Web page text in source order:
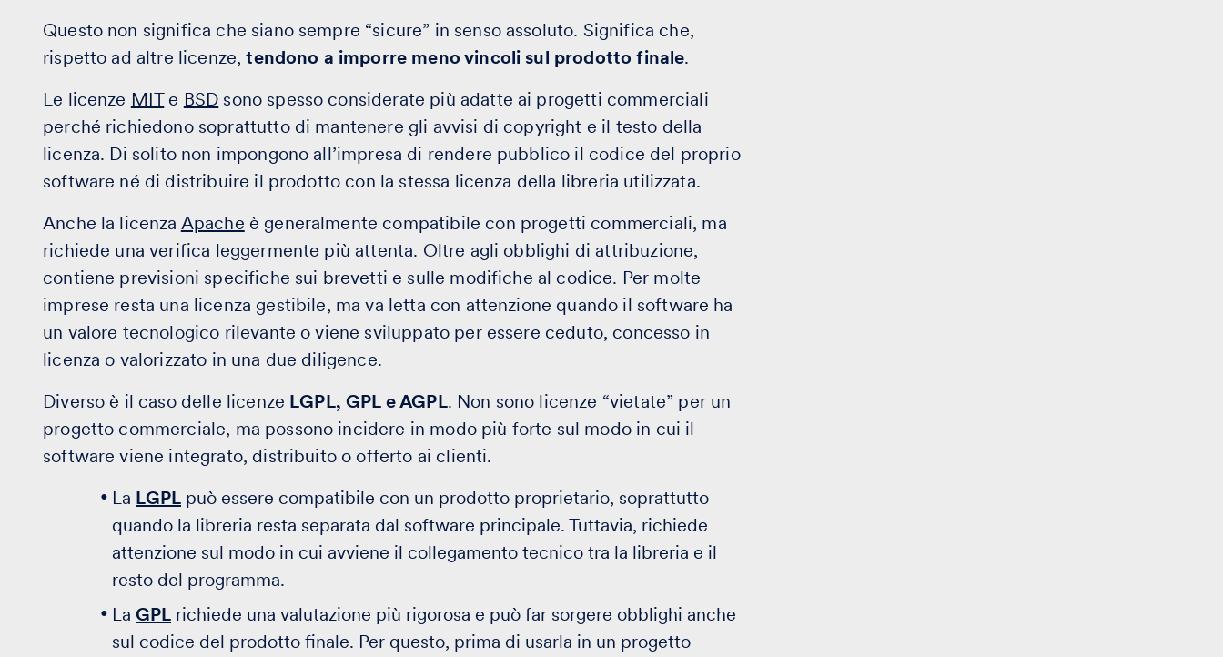
Questo non significa che siano sempre “sicure” in senso assoluto. Significa che,
rispetto ad altre licenze,tendono a imporre meno vincoli sul prodotto finale.
Le licenze MITe BSD sono spesso considerate più adatte ai progetti commerciali
perché richiedono soprattutto di mantenere gli avvisi di copyright e il testo della
licenza. Di solito non impongono all’impresa di rendere pubblico il codice del proprio
software né di distribuire il prodotto con la stessa licenza della libreria utilizzata.
Anche la licenza Apache è generalmente compatibile con progetti commerciali, ma
richiede una verifica leggermente più attenta. Oltre agli obblighi di attribuzione,
contiene previsioni specifiche sui brevetti e sulle modifiche al codice. Per molte
imprese resta una licenza gestibile, ma va letta con attenzione quando il software ha
un valore tecnologico rilevante o viene sviluppato per essere ceduto, concesso in
licenza o valorizzato in una due diligence.
Diverso è il caso delle licenze LGPL, GPL e AGPL. Non sono licenze “vietate” per un
progetto commerciale, ma possono incidere in modo più forte sul modo in cui il
software viene integrato, distribuito o offerto ai clienti.
La LGPL può essere compatibile con un prodotto proprietario, soprattutto
quando la libreria resta separata dal software principale. Tuttavia, richiede
attenzione sul modo in cui avviene il collegamento tecnico tra la libreria e il
resto del programma.
LaGPL richiede una valutazione più rigorosa e può far sorgere obblighi anche
sul codice del prodotto finale. Per questo, prima di usarla in un progetto